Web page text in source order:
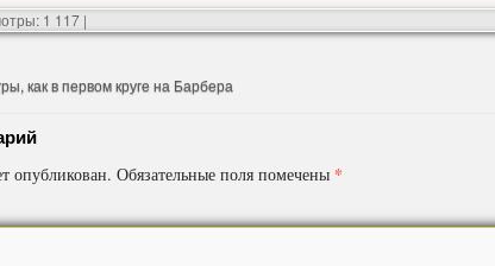
1 117 |
как в первом круге на Барбера
опубликован. Обязательные поля помечены *